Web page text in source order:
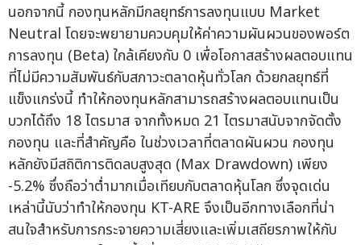
นอกจากนี้ กองทุนหลักมีกลยุทธ์การลงทุนแบบ Market
Neutral โดยจะพยายามควบคุมให้ค่าความผันผวนของพอร์ต
การลงทุน (Beta) ใกล้เคียงกับ 0 เพื่อโอกาสสร้างผลตอบแทน
ที่ไม่มีความสัมพันธ์กับสภาวะตลาดหุ้นทั่วโลก ด้วยกลยุทธ์ที่
แข็งแกร่งนี้ ทำให้กองทุนหลักสามารถสร้างผลตอบแทนเป็น
บวกได้ถึง 18 ไตรมาส จากทั้งหมด 21 ไตรมาสนับจากจัดตั้ง
กองทุน และที่สำคัญคือ ในช่วงเวลาที่ตลาดผันผวน กองทุน
หลักยังมีสถิติการติดลบสูงสุด (Max Drawdown) เพียง
-5.2% ซึ่งถือว่าต่ำมากเมื่อเทียบกับตลาดหุ้นโลก ซึ่งจุดเด่น
เหล่านี้นับว่าทำให้กองทุน KT-ARE จึงเป็นอีกทางเลือกที่น่า
สนใจสำหรับการกระจายความเสี่ยงและเพิ่มเสถียรภาพให้กับ